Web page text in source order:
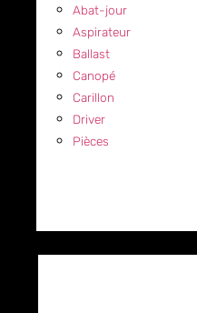
Abat-jour
Aspirateur
Ballast
Canopé
Carillon
Driver
Pièces